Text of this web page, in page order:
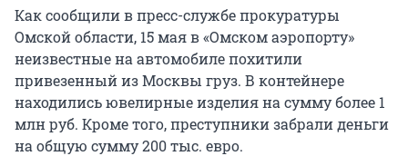
Как сообщили в пресс-службе прокуратуры
Омской области, 15 мая в «Омском аэропорту»
неизвестные на автомобиле похитили
привезенный из Москвы груз. В контейнере
находились ювелирные изделия на сумму более 1
млн руб. Кроме того, преступники забрали деньги
на общую сумму 200 тыс. евро.